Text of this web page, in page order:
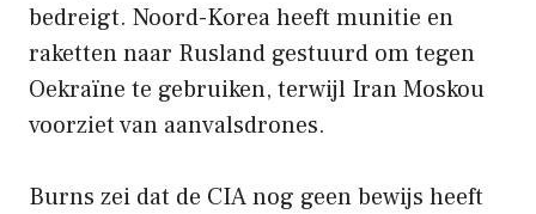
bedreigt. Noord-Korea heeft munitie en
raketten naar Rusland gestuurd om tegen
Oekraïne te gebruiken, terwijl Iran Moskou
voorziet van aanvalsdrones.
Burns zei dat de CIA nog geen bewijs heeft